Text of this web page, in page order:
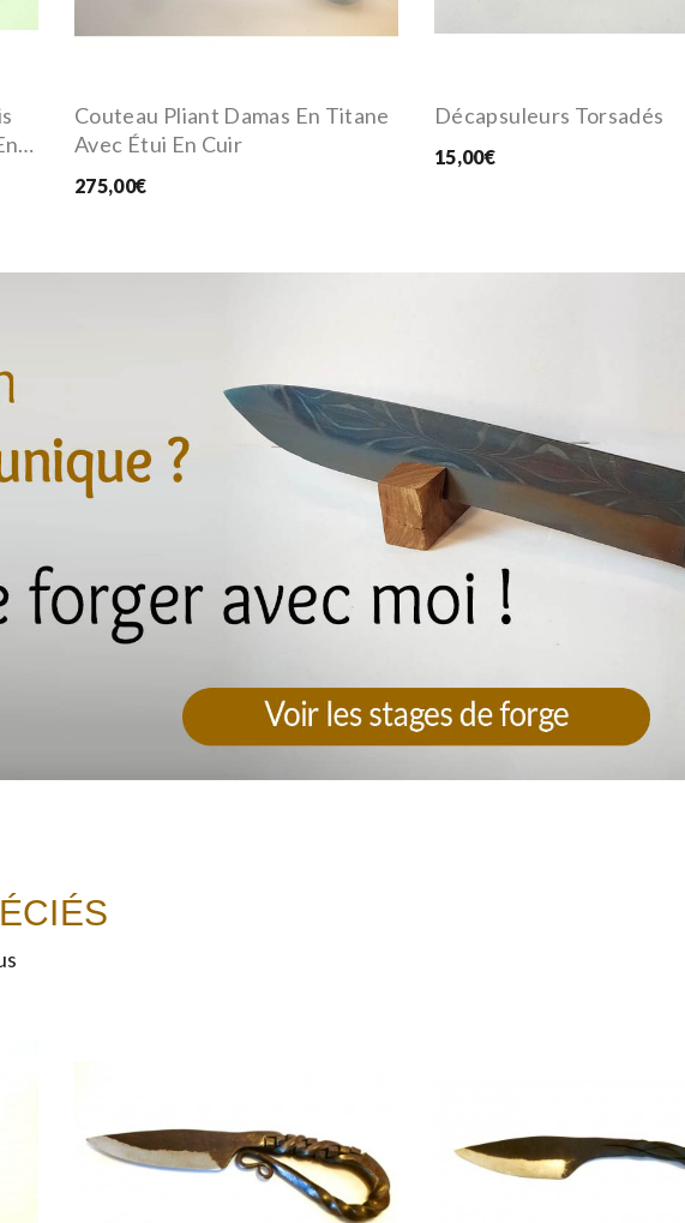
Couteau Pliant Damas En Titane
Avec Étui En Cuir
275,00€
Décapsuleurs Torsadés
15,00€